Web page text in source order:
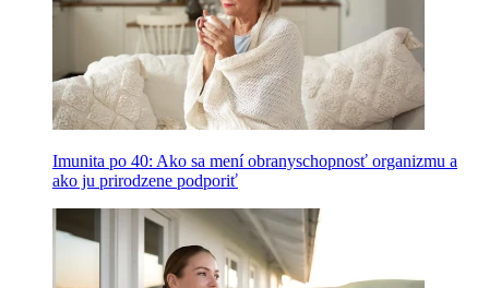
Imunita po 40: Ako sa mení obranyschopnosť organizmu a
ako ju prirodzene podporiť